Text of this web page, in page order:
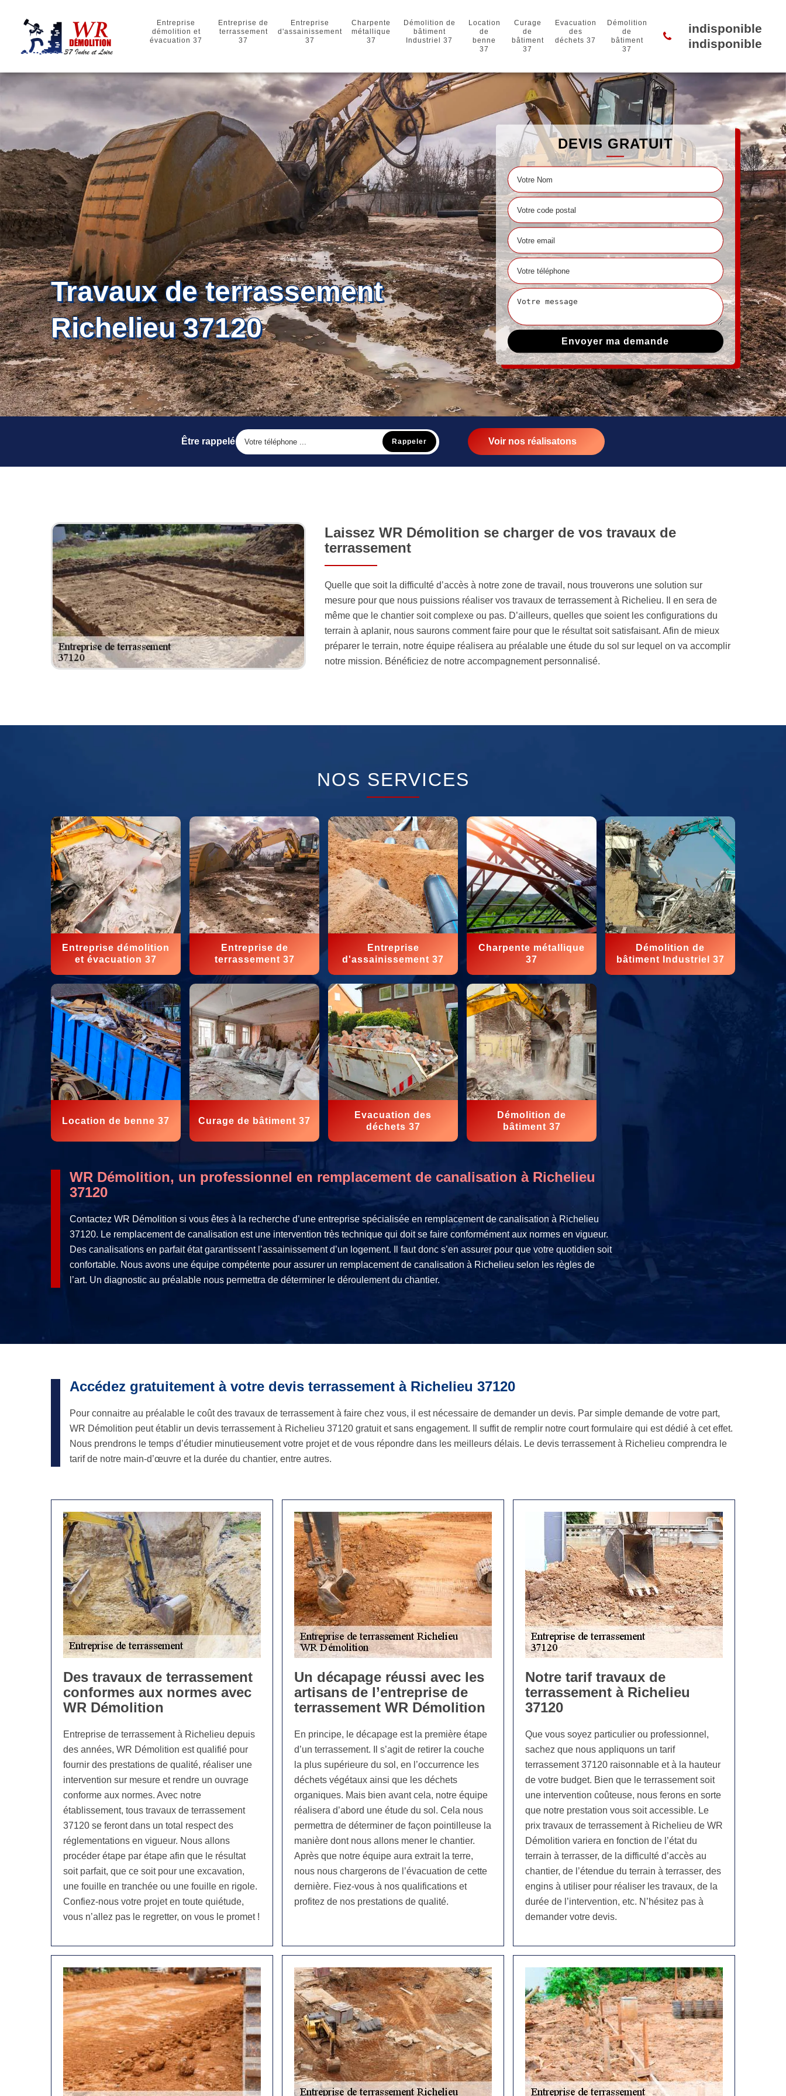
Entreprise
démolition et
évacuation 37
Entreprise de
terrassement
37
Entreprise
d'assainissement
37
Charpente
métallique
37
Démolition de
bâtiment
Industriel 37
Location
de
benne
37
Curage
de
bâtiment
37
Evacuation
des
déchets 37
Démolition
de
bâtiment
37
indisponible
indisponible
Travaux de terrassement
Richelieu 37120
DEVIS GRATUIT
Être rappelé Voir nos réalisatons
Laissez WR Démolition se charger de vos travaux de
terrassement
Quelle que soit la difficulté d’accès à notre zone de travail, nous trouverons une solution sur
mesure pour que nous puissions réaliser vos travaux de terrassement à Richelieu. Il en sera de
même que le chantier soit complexe ou pas. D’ailleurs, quelles que soient les configurations du
terrain à aplanir, nous saurons comment faire pour que le résultat soit satisfaisant. Afin de mieux
préparer le terrain, notre équipe réalisera au préalable une étude du sol sur lequel on va accomplir
notre mission. Bénéficiez de notre accompagnement personnalisé.
NOS SERVICES
Entreprise démolition
et évacuation 37
Entreprise de
terrassement 37
Entreprise
d'assainissement 37
Charpente métallique
37
Démolition de
bâtiment Industriel 37
Location de benne 37 Curage de bâtiment 37
Evacuation des
déchets 37
Démolition de
bâtiment 37
WR Démolition, un professionnel en remplacement de canalisation à Richelieu
37120
Contactez WR Démolition si vous êtes à la recherche d’une entreprise spécialisée en remplacement de canalisation à Richelieu
37120. Le remplacement de canalisation est une intervention très technique qui doit se faire conformément aux normes en vigueur.
Des canalisations en parfait état garantissent l’assainissement d’un logement. Il faut donc s’en assurer pour que votre quotidien soit
confortable. Nous avons une équipe compétente pour assurer un remplacement de canalisation à Richelieu selon les règles de
l’art. Un diagnostic au préalable nous permettra de déterminer le déroulement du chantier.
Accédez gratuitement à votre devis terrassement à Richelieu 37120
Pour connaitre au préalable le coût des travaux de terrassement à faire chez vous, il est nécessaire de demander un devis. Par simple demande de votre part,
WR Démolition peut établir un devis terrassement à Richelieu 37120 gratuit et sans engagement. Il suffit de remplir notre court formulaire qui est dédié à cet effet.
Nous prendrons le temps d’étudier minutieusement votre projet et de vous répondre dans les meilleurs délais. Le devis terrassement à Richelieu comprendra le
tarif de notre main-d’œuvre et la durée du chantier, entre autres.
Des travaux de terrassement
conformes aux normes avec
WR Démolition
Entreprise de terrassement à Richelieu depuis
des années, WR Démolition est qualifié pour
fournir des prestations de qualité, réaliser une
intervention sur mesure et rendre un ouvrage
conforme aux normes. Avec notre
établissement, tous travaux de terrassement
37120 se feront dans un total respect des
réglementations en vigueur. Nous allons
procéder étape par étape afin que le résultat
soit parfait, que ce soit pour une excavation,
une fouille en tranchée ou une fouille en rigole.
Confiez-nous votre projet en toute quiétude,
vous n’allez pas le regretter, on vous le promet !
Un décapage réussi avec les
artisans de l’entreprise de
terrassement WR Démolition
En principe, le décapage est la première étape
d’un terrassement. Il s’agit de retirer la couche
la plus supérieure du sol, en l’occurrence les
déchets végétaux ainsi que les déchets
organiques. Mais bien avant cela, notre équipe
réalisera d’abord une étude du sol. Cela nous
permettra de déterminer de façon pointilleuse la
manière dont nous allons mener le chantier.
Après que notre équipe aura extrait la terre,
nous nous chargerons de l’évacuation de cette
dernière. Fiez-vous à nos qualifications et
profitez de nos prestations de qualité.
Notre tarif travaux de
terrassement à Richelieu
37120
Que vous soyez particulier ou professionnel,
sachez que nous appliquons un tarif
terrassement 37120 raisonnable et à la hauteur
de votre budget. Bien que le terrassement soit
une intervention coûteuse, nous ferons en sorte
que notre prestation vous soit accessible. Le
prix travaux de terrassement à Richelieu de WR
Démolition variera en fonction de l’état du
terrain à terrasser, de la difficulté d’accès au
chantier, de l’étendue du terrain à terrasser, des
engins à utiliser pour réaliser les travaux, de la
durée de l’intervention, etc. N’hésitez pas à
demander votre devis.